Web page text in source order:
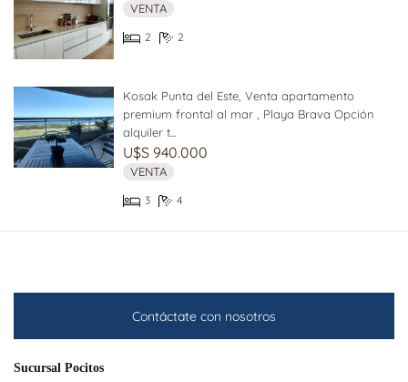
VENTA
2 2
Kosak Punta del Este, Venta apartamento
premium frontal al mar , Playa Brava Opción
alquiler t...
U$S 940.000
VENTA
3 4
Contáctate con nosotros
Sucursal Pocitos